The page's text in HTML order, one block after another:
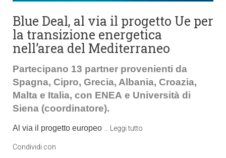
Blue Deal, al via il progetto Ue per
la transizione energetica
nell’area del Mediterraneo
Partecipano 13 partner provenienti da
Spagna, Cipro, Grecia, Albania, Croazia,
Malta e Italia, con ENEA e Università di
Siena (coordinatore).
Al via il progetto europeo Leggi tutto
Condividi con